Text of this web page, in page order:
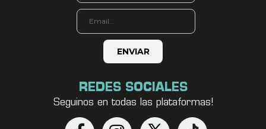
REDES SOCIALES
Seguinos en todas las plataformas!